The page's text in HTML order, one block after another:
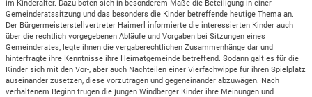
im Kinderalter. Dazu boten sich in besonderem Maße die Beteiligung in einer
Gemeinderatssitzung und das besonders die Kinder betreffende heutige Thema an.
Der Bürgermeisterstellvertreter Haimerl informierte die interessierten Kinder auch
über die rechtlich vorgegebenen Abläufe und Vorgaben bei Sitzungen eines
Gemeinderates, legte ihnen die vergaberechtlichen Zusammenhänge dar und
hinterfragte ihre Kenntnisse ihre Heimatgemeinde betreffend. Sodann galt es für die
Kinder sich mit den Vor-, aber auch Nachteilen einer Vierfachwippe für ihren Spielplatz
auseinander zusetzen, diese vorzutragen und gegeneinander abzuwägen. Nach
verhaltenem Beginn trugen die jungen Windberger Kinder ihre Meinungen und